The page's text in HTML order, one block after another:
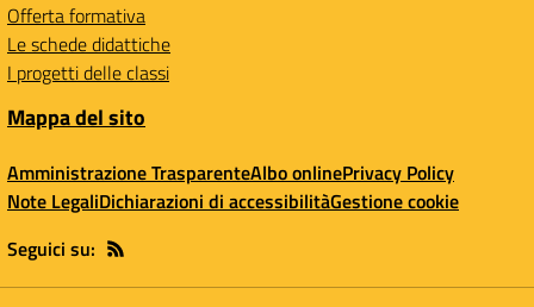
Offerta formativa
Le schede didattiche
I progetti delle classi
Mappa del sito
Amministrazione TrasparenteAlbo onlinePrivacy Policy
Note LegaliDichiarazioni di accessibilitàGestione cookie
Seguici su: